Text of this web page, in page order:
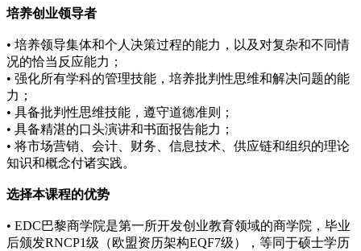
培养创业领导者
• 培养领导集体和个人决策过程的能力，以及对复杂和不同情
况的恰当反应能力；
• 强化所有学科的管理技能，培养批判性思维和解决问题的能
力；
• 具备批判性思维技能，遵守道德准则；
• 具备精湛的口头演讲和书面报告能力；
• 将市场营销、会计、财务、信息技术、供应链和组织的理论
知识和概念付诸实践。
选择本课程的优势
• EDC巴黎商学院是第一所开发创业教育领域的商学院，毕业
后颁发RNCP1级（欧盟资历架构EQF7级），等同于硕士学历